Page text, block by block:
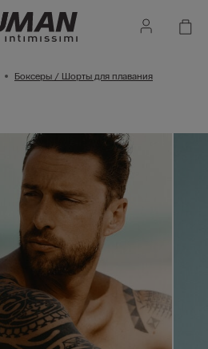
Боксеры / Шорты для плавания